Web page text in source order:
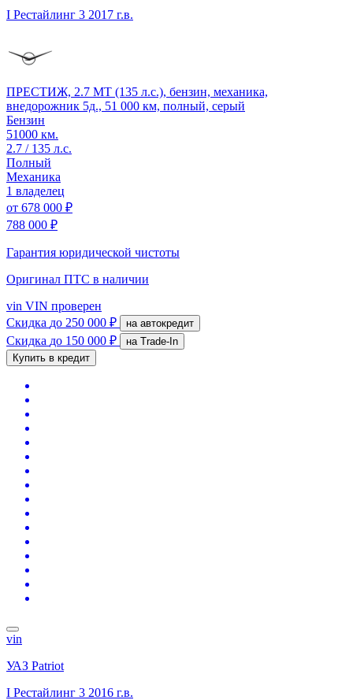
I Рестайлинг 3 2017 г.в.
ПРЕСТИЖ, 2.7 MT (135 л.с.), бензин, механика,
внедорожник 5д., 51 000 км, полный, серый
Бензин
51000 км.
2.7 / 135 л.с.
Полный
Механика
1 владелец
от 678 000 ₽
788 000 ₽
Гарантия юридической чистоты
Оригинал ПТС в наличии
vin VIN проверен
Скидка до 250 000 ₽ на автокредит
Скидка до 150 000 ₽
на Trade-In
Купить в кредит
vin
УАЗ Patriot
I Рестайлинг 3 2016 г.в.